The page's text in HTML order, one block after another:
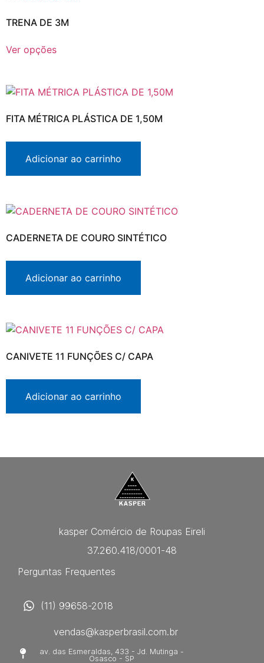
TRENA DE 3M
Ver opções
FITA MÉTRICA PLÁSTICA DE 1,50M
Adicionar ao carrinho
CADERNETA DE COURO SINTÉTICO
Adicionar ao carrinho
CANIVETE 11 FUNÇÕES C/ CAPA
Adicionar ao carrinho
kasper Comércio de Roupas Eireli
37.260.418/0001-48
Perguntas Frequentes
(11) 99658-2018
vendas@kasperbrasil.com.br
av. das Esmeraldas, 433 - Jd. Mutinga -
Osasco - SP